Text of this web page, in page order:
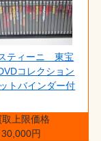
ティーニ 東宝
コレクション
トバインダー付
取上限価格
30,000円